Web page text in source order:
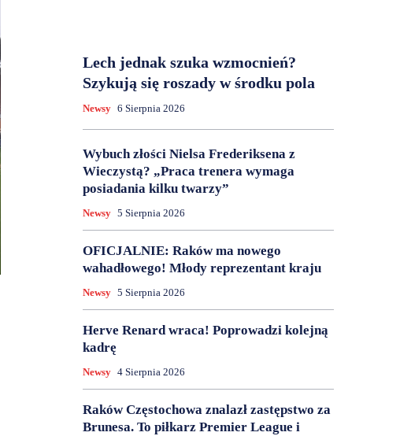
Lech jednak szuka wzmocnień?
Szykują się roszady w środku pola
Newsy 6 Sierpnia 2026
Wybuch złości Nielsa Frederiksena z
Wieczystą? „Praca trenera wymaga
posiadania kilku twarzy”
Newsy 5 Sierpnia 2026
OFICJALNIE: Raków ma nowego
wahadłowego! Młody reprezentant kraju
Newsy 5 Sierpnia 2026
Herve Renard wraca! Poprowadzi kolejną
kadrę
Newsy 4 Sierpnia 2026
Raków Częstochowa znalazł zastępstwo za
Brunesa. To piłkarz Premier League i